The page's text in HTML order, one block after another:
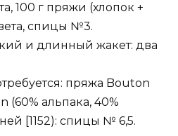
100 г пряжи (хлопок +
спицы №3.
и длинный жакет: два
пряжа Bouton
(60% альпака, 40%
[1152): спицы № 6,5.